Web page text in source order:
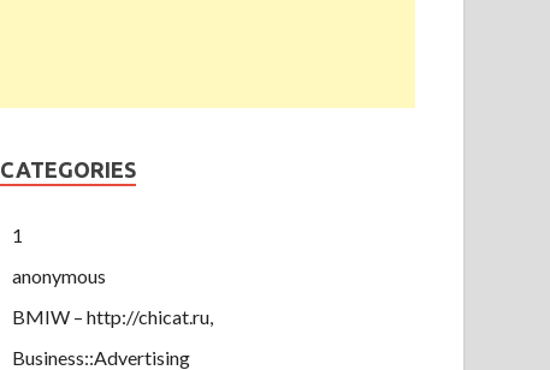
CATEGORIES
1
anonymous
BMIW – http://chicat.ru,
Business::Advertising